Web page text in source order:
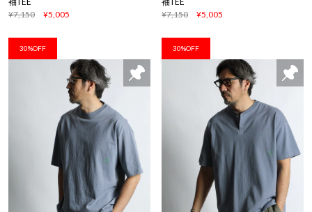
¥7,150
¥5,005
¥7,150
¥5,005
30%OFF 30%OFF